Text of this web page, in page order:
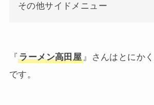
その他サイドメニュー
『ラーメン高田屋 』さんはとにか
です。